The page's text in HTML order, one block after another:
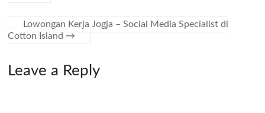
Lowongan Kerja Jogja – Social Media Specialist di
Cotton Island →
Leave a Reply